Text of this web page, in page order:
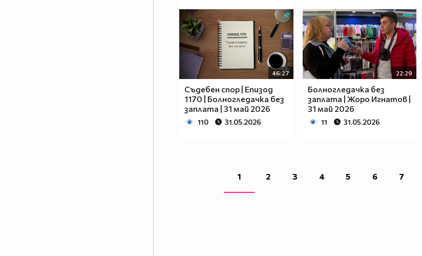
46:27
Съдебен спор | Епизод
1170 | Болногледачка без
заплата | 31 май 2026
110 31.05.2026
22:29
Болногледачка без
заплата | Жоро Игнатов |
31 май 2026
11 31.05.2026
1 2 3 4 5 6 7